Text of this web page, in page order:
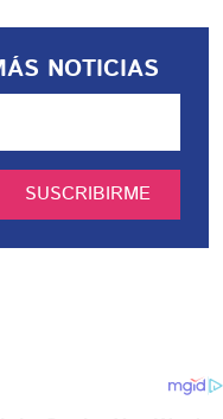
NOTICIAS
SUSCRIBIRME